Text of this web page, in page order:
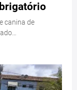
canina de